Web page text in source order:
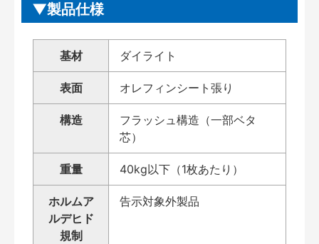
製品仕様
基材 ダイライト
表面 オレフィンシート張り
構造
フラッシュ構造（一部ベタ
芯）
重量 40kg以下（1枚あたり）
ホルムア
ルデヒド
規制
告示対象外製品